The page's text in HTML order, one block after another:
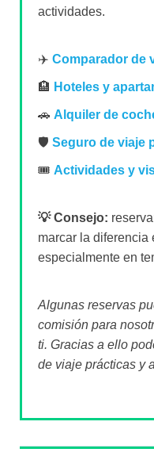
actividades.
✈️ Comparador de
🏨 Hoteles y
🚗 Alquiler de
🛡️ Seguro de viaje
🎟️ Actividades y
💡 Consejo:
marcar la diferencia
especialmente en
Algunas reservas
comisión para
ti. Gracias a ello
de viaje prácticas y